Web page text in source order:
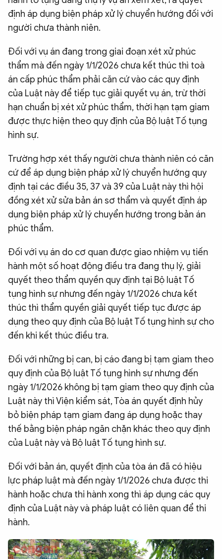
định áp dụng biện pháp xử lý chuyển hướng đối với
người chưa thành niên.
Đối với vụ án đang trong giai đoạn xét xử phúc
thẩm mà đến ngày 1/1/2026 chưa kết thúc thì toà
án cấp phúc thẩm phải căn cứ vào các quy định
của Luật này để tiếp tục giải quyết vụ án, trừ thời
hạn chuẩn bị xét xử phúc thẩm, thời hạn tạm giam
được thực hiện theo quy định của Bộ luật Tố tụng
hình sự.
Trường hợp xét thấy người chưa thành niên có căn
cứ để áp dụng biện pháp xử lý chuyển hướng quy
định tại các điều 35, 37 và 39 của Luật này thì hội
đồng xét xử sửa bản án sơ thẩm và quyết định áp
dụng biện pháp xử lý chuyển hướng trong bản án
phúc thẩm.
Đối với vụ án do cơ quan được giao nhiệm vụ tiến
hành một số hoạt động điều tra đang thụ lý, giải
quyết theo thẩm quyền quy định tại Bộ luật Tố
tụng hình sự nhưng đến ngày 1/1/2026 chưa kết
thúc thì thẩm quyền giải quyết tiếp tục được áp
dụng theo quy định của Bộ luật Tố tụng hình sự cho
đến khi kết thúc điều tra.
Đối với những bị can, bị cáo đang bị tạm giam theo
quy định của Bộ luật Tố tụng hình sự nhưng đến
ngày 1/1/2026 không bị tạm giam theo quy định của
Luật này thì Viện kiểm sát, Tòa án quyết định hủy
bỏ biện pháp tạm giam đang áp dụng hoặc thay
thế bằng biện pháp ngăn chặn khác theo quy định
của Luật này và Bộ luật Tố tụng hình sự.
Đối với bản án, quyết định của tòa án đã có hiệu
lực pháp luật mà đến ngày 1/1/2026 chưa được thi
hành hoặc chưa thi hành xong thì áp dụng các quy
định của Luật này và pháp luật có liên quan để thi
hành.